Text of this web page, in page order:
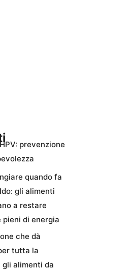
prevenzione
quando fa
gli alimenti
a restare
pieni di energia
che dà
tutta la
gli alimenti da